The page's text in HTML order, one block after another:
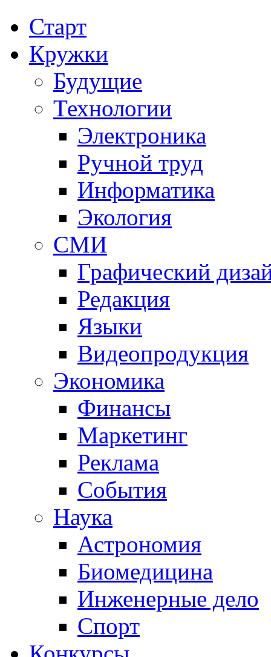
Старт
Кружки
Будущие
Технологии
Электроника
Ручной труд
Информатика
Экология
СМИ
Графический
Редакция
Языки
Видеопродукция
Экономика
Финансы
Маркетинг
Реклама
События
Наука
Астрономия
Биомедицина
Инженерные дело
Спорт